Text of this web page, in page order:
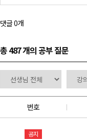
댓글 0개
총 487 개의 공부 질문
번호
공지